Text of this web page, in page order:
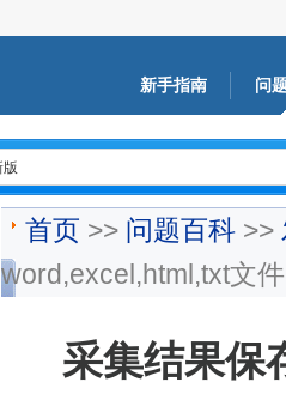
新手指南 问
首页 >> 问题百科 >>
word,excel,html,txt文件
采集结果保